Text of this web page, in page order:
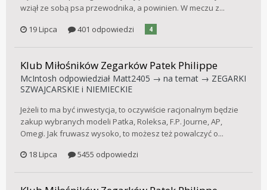
wziął ze sobą psa przewodnika, a powinien. W meczu z...
19 Lipca
401 odpowiedzi 4
Klub Miłośników Zegarków Patek Philippe
McIntosh odpowiedział Matt2405 → na temat → ZEGARKI
SZWAJCARSKIE i NIEMIECKIE
Jeżeli to ma być inwestycja, to oczywiście racjonalnym będzie
zakup wybranych modeli Patka, Roleksa, F.P. Journe, AP,
Omegi. Jak fruwasz wysoko, to możesz też powalczyć o...
18 Lipca
5455 odpowiedzi